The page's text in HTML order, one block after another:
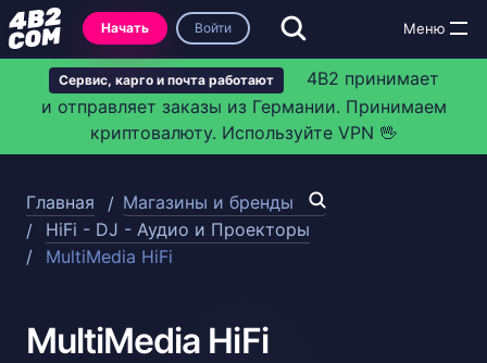
Сервис, карго и почта работают
4B2 принимает
и отправляет заказы из Германии. Принимаем
криптовалюту. Используйте VPN 🖖
Начать Войти
Главная
Магазины и бренды
HiFi - DJ - Аудио и Проекторы
MultiMedia HiFi
MultiMedia HiFi